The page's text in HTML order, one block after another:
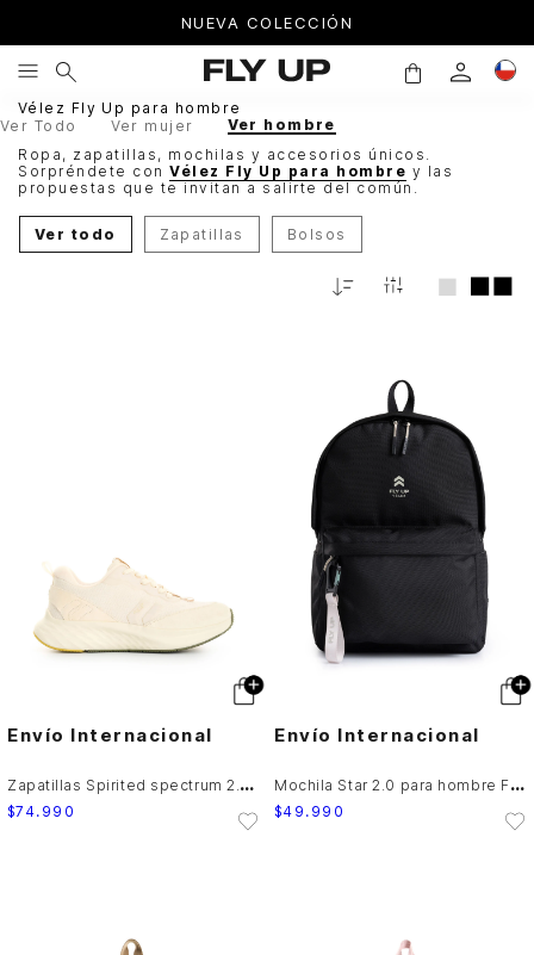
NUEVA COLECCIÓN
Vélez Fly Up para hombre
Ver Todo
Ver mujer
Ver hombre
Ropa, zapatillas, mochilas y accesorios únicos.
Sorpréndete con Vélez Fly Up para hombre y las
propuestas que te invitan a salirte del común.
Ver todo Zapatillas Bolsos
Relevancia
Envío Internacional
Z
apatillas Spirited spectrum 2.0 para hombre Fly Up
$74. 990
Envío Internacional
M
ochila Star 2.0 para hombre Fly Up
$49 . 990